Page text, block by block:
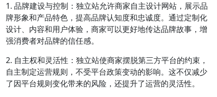
1. 品牌建设与控制：独立站允许商家自主设计网站，展示品
牌形象和产品特色，提高品牌认知度和忠诚度。通过定制化
设计、内容和用户体验，商家可以更好地传达品牌故事，增
强消费者对品牌的信任感。
2. 自主权和灵活性：独立站使商家摆脱第三方平台的约束，
自主制定运营规则，不受平台政策变动的影响。这不仅减少
了因平台规则变化带来的风险，还提升了运营的灵活性。